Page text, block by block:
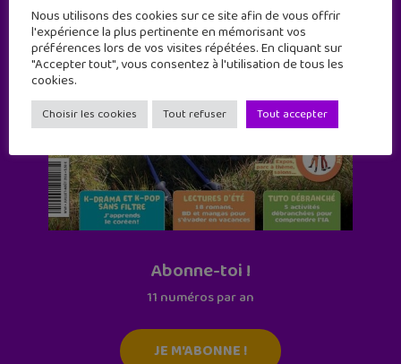
Abonne-toi !
11 numéros par an
JE M'ABONNE !
Nous utilisons des cookies sur ce site afin de vous offrir
l'expérience la plus pertinente en mémorisant vos
préférences lors de vos visites répétées. En cliquant sur
"Accepter tout", vous consentez à l'utilisation de tous les
cookies.
Choisir les cookies Tout refuser Tout accepter